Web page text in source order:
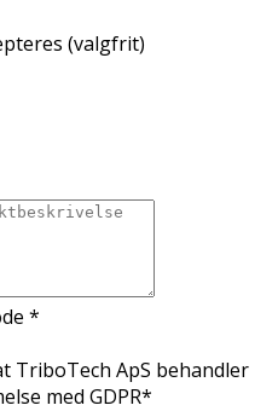
(valgfrit)
*
TriboTech ApS behandler
med GDPR*